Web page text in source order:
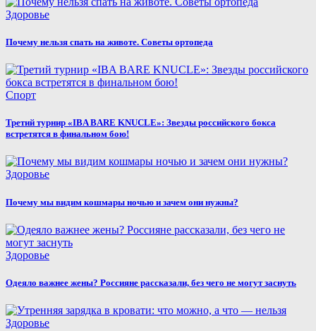
Здоровье
Почему нельзя спать на животе. Советы ортопеда
Спорт
Третий турнир «IBA BARE KNUCLE»: Звезды российского бокса
встретятся в финальном бою!
Здоровье
Почему мы видим кошмары ночью и зачем они нужны?
Здоровье
Одеяло важнее жены? Россияне рассказали, без чего не могут заснуть
Здоровье